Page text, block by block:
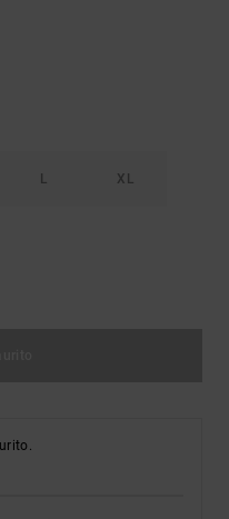
L XL